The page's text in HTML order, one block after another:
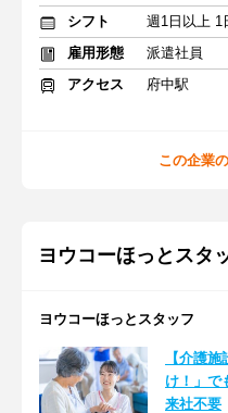
シフト
週1日以上 1
雇用形態
派遣社員
アクセス
府中駅
この企業
ヨウコーほっとスタ
ヨウコーほっとスタッフ
【介護
け！」で
来社不要